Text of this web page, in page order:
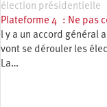
élection présidentielle
Plateforme 4 : Ne pas
l y a un accord général
vont se dérouler les
La…